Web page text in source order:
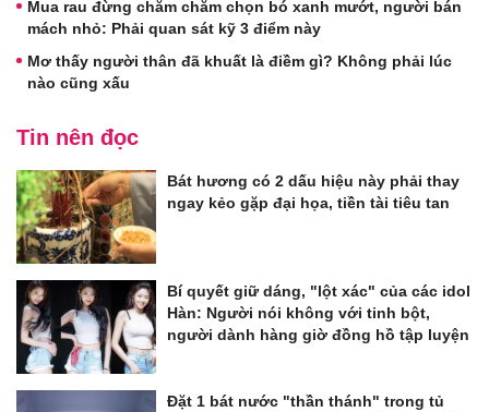
Mua rau đừng chăm chăm chọn bó xanh mướt, người bán
mách nhỏ: Phải quan sát kỹ 3 điểm này
Mơ thấy người thân đã khuất là điềm gì? Không phải lúc
nào cũng xấu
Tin nên đọc
Bát hương có 2 dấu hiệu này phải thay
ngay kẻo gặp đại họa, tiền tài tiêu tan
Bí quyết giữ dáng, "lột xác" của các idol
Hàn: Người nói không với tinh bột,
người dành hàng giờ đồng hồ tập luyện
Đặt 1 bát nước "thần thánh" trong tủ